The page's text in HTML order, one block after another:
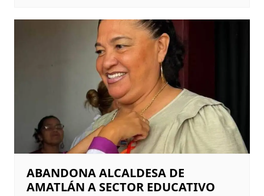
ABANDONA ALCALDESA DE
AMATLÁN A SECTOR EDUCATIVO